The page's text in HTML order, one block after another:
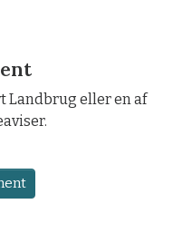
Landbrug eller en af